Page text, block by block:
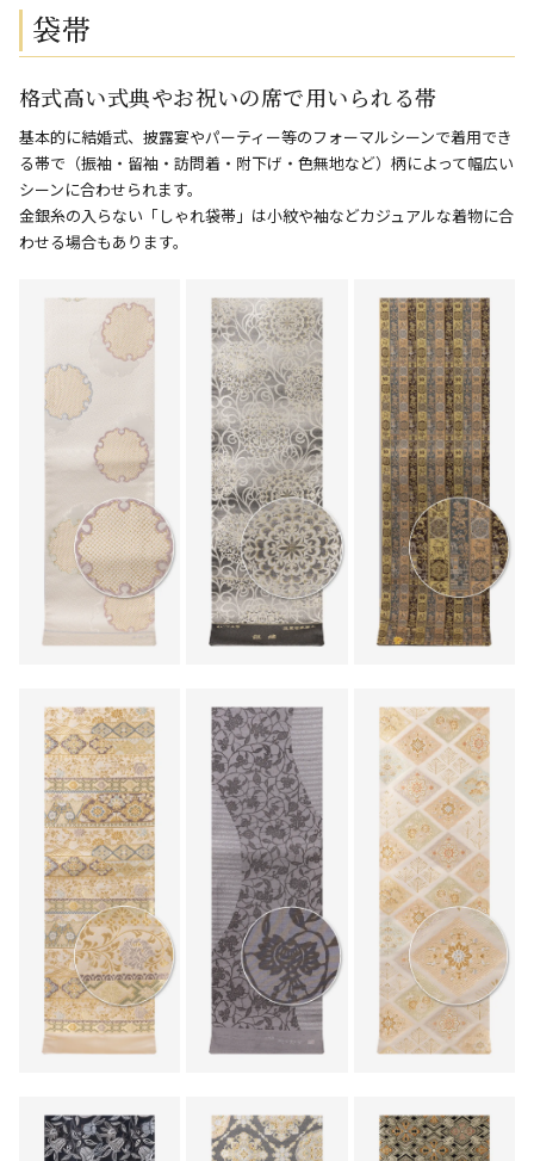
袋帯
格式高い式典やお祝いの席で用いられる帯
基本的に結婚式、披露宴やパーティー等のフォーマルシーンで着用でき
る帯で（振袖・留袖・訪問着・附下げ・色無地など）柄によって幅広い
シーンに合わせられます。
金銀糸の入らない「しゃれ袋帯」は小紋や袖などカジュアルな着物に合
わせる場合もあります。